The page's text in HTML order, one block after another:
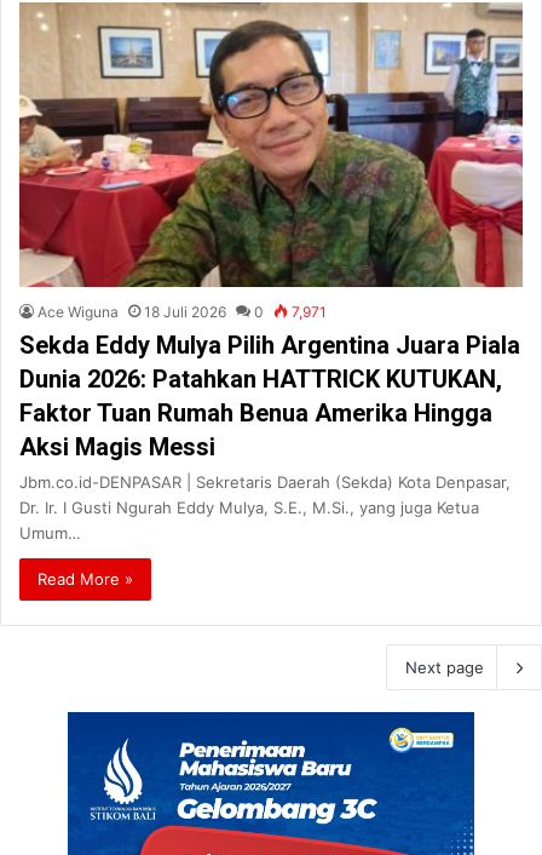
Ace Wiguna 18 Juli 2026 0 7,971
Sekda Eddy Mulya Pilih Argentina Juara Piala
Dunia 2026: Patahkan HATTRICK KUTUKAN,
Faktor Tuan Rumah Benua Amerika Hingga
Aksi Magis Messi
Jbm.co.id-DENPASAR | Sekretaris Daerah (Sekda) Kota Denpasar,
Dr. Ir. I Gusti Ngurah Eddy Mulya, S.E., M.Si., yang juga Ketua
Umum…
Read More »
Next page